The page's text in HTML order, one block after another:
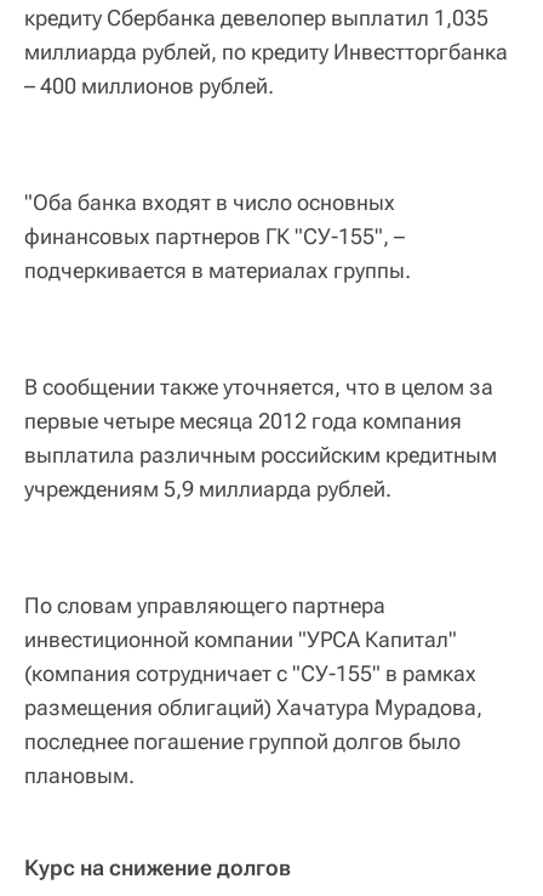
кредиту Сбербанка девелопер выплатил 1,035
миллиарда рублей, по кредиту Инвестторгбанка
– 400 миллионов рублей.
"Оба банка входят в число основных
финансовых партнеров ГК "СУ-155", –
подчеркивается в материалах группы.
В сообщении также уточняется, что в целом за
первые четыре месяца 2012 года компания
выплатила различным российским кредитным
учреждениям 5,9 миллиарда рублей.
По словам управляющего партнера
инвестиционной компании "УРСА Капитал"
(компания сотрудничает с "СУ-155" в рамках
размещения облигаций) Хачатура Мурадова,
последнее погашение группой долгов было
плановым.
Курс на снижение долгов